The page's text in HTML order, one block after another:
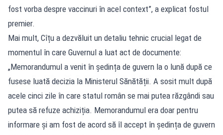
fost vorba despre vaccinuri în acel context”, a explicat fostul
premier.
Mai mult, Cîțu a dezvăluit un detaliu tehnic crucial legat de
momentul în care Guvernul a luat act de documente:
„Memorandumul a venit în ședința de guvern la o lună după ce
fusese luată decizia la Ministerul Sănătății. A sosit mult după
acele cinci zile în care statul român se mai putea răzgândi sau
putea să refuze achiziția. Memorandumul era doar pentru
informare și am fost de acord să îl accept în ședința de guvern